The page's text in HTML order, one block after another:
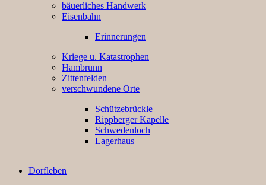
bäuerliches Handwerk
Eisenbahn
Erinnerungen
Kriege u. Katastrophen
Hambrunn
Zittenfelden
verschwundene Orte
Schützebrückle
Rippberger Kapelle
Schwedenloch
Lagerhaus
Dorfleben